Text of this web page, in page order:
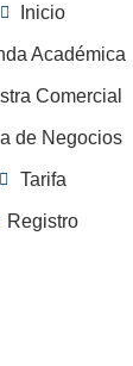
Inicio
Académica
Comercial
de Negocios
Tarifa
Registro